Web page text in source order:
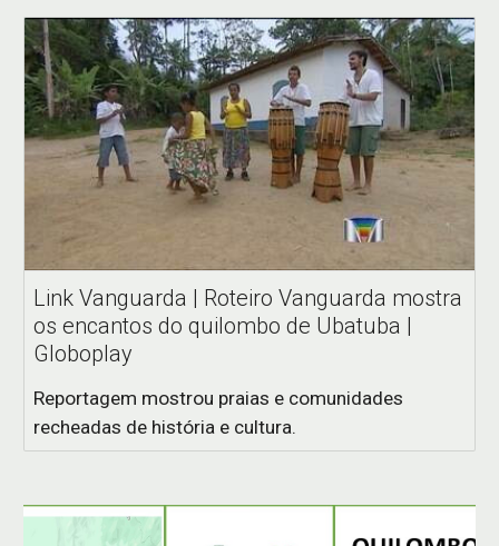
Link Vanguarda | Roteiro Vanguarda mostra
os encantos do quilombo de Ubatuba |
Globoplay
Reportagem mostrou praias e comunidades
recheadas de história e cultura.